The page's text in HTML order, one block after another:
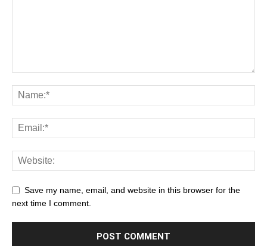
Save my name, email, and website in this browser for the
next time I comment.